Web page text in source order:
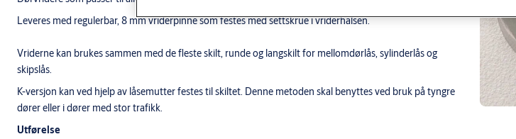
Leveres med regulerbar, 8 mm vriderpinne som festes med settskrue i vriderhalsen.
Vriderne kan brukes sammen med de fleste skilt, runde og langskilt for mellomdørlås, sylinderlås og
skipslås.
K-versjon kan ved hjelp av låsemutter festes til skiltet. Denne metoden skal benyttes ved bruk på tyngre
dører eller i dører med stor trafikk.
Utførelse